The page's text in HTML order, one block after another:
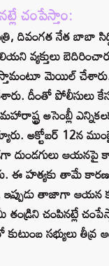
చంపేస్తాం:
దివంగత నేత బాబా
వ్యక్తులు
మెయిల్
దీంతో పోలీసులు
అసెంబ్లీ
అక్టోబర్ 12న
ఆయనపై
ఈ హత్యకు తామే
ఇప్పుడు తాజాగా ఆయన
తండ్రిని చంపినట్లే
సభ్యులు తీవ్ర